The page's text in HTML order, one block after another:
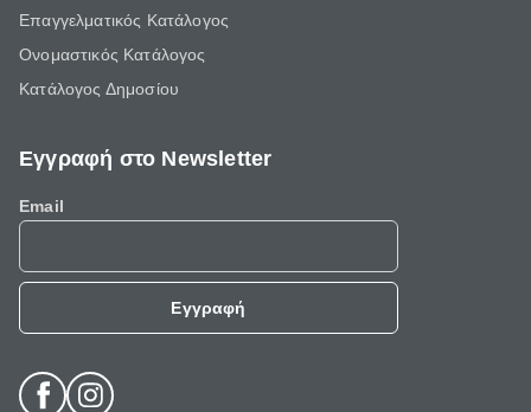
Επαγγελματικός Κατάλογος
Ονομαστικός Κατάλογος
Κατάλογος Δημοσίου
Εγγραφή στο Newsletter
Email
Εγγραφή